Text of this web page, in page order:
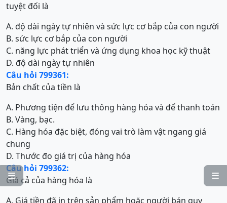


tuyệt đối là
A. độ dài ngày tự nhiên và sức lực cơ bắp của con người
B. sức lực cơ bắp của con người
C. năng lực phát triển và ứng dụng khoa học kỹ thuật
D. độ dài ngày tự nhiên
Câu hỏi 799361:
Bản chất của tiền là
A. Phương tiện để lưu thông hàng hóa và để thanh toán
B. Vàng, bạc.
C. Hàng hóa đặc biệt, đóng vai trò làm vật ngang giá
chung
D. Thước đo giá trị của hàng hóa
Câu hỏi 799362:
Giá cả của hàng hóa là
A. Giá tiền đã in trên sản phẩm hoặc người bán quy